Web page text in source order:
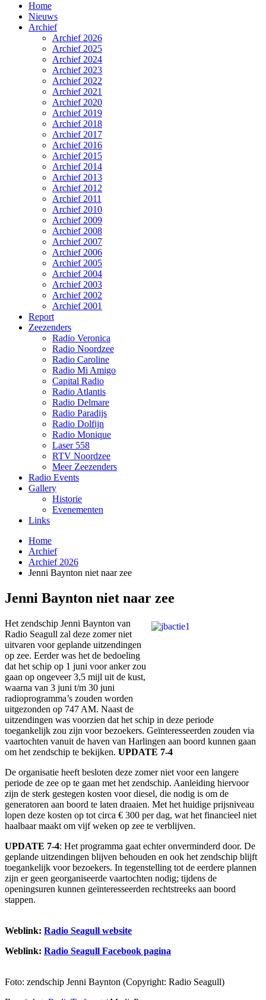
Home
Nieuws
Archief
Archief 2026
Archief 2025
Archief 2024
Archief 2023
Archief 2022
Archief 2021
Archief 2020
Archief 2019
Archief 2018
Archief 2017
Archief 2016
Archief 2015
Archief 2014
Archief 2013
Archief 2012
Archief 2011
Archief 2010
Archief 2009
Archief 2008
Archief 2007
Archief 2006
Archief 2005
Archief 2004
Archief 2003
Archief 2002
Archief 2001
Report
Zeezenders
Radio Veronica
Radio Noordzee
Radio Caroline
Radio Mi Amigo
Capital Radio
Radio Atlantis
Radio Delmare
Radio Paradijs
Radio Dolfijn
Radio Monique
Laser 558
RTV Noordzee
Meer Zeezenders
Radio Events
Gallery
Historie
Evenementen
Links
Home
Archief
Archief 2026
Jenni Baynton niet naar zee
Jenni Baynton niet naar zee
Het zendschip Jenni Baynton van
Radio Seagull zal deze zomer niet
uitvaren voor geplande uitzendingen
op zee. Eerder was het de bedoeling
dat het schip op 1 juni voor anker zou
gaan op ongeveer 3,5 mijl uit de kust,
waarna van 3 juni t/m 30 juni
radioprogramma’s zouden worden
uitgezonden op 747 AM. Naast de
uitzendingen was voorzien dat het schip in deze periode
toegankelijk zou zijn voor bezoekers. Geïnteresseerden zouden via
vaartochten vanuit de haven van Harlingen aan boord kunnen gaan
om het zendschip te bekijken. UPDATE 7-4
De organisatie heeft besloten deze zomer niet voor een langere
periode de zee op te gaan met het zendschip. Aanleiding hiervoor
zijn de sterk gestegen kosten voor diesel, die nodig is om de
generatoren aan boord te laten draaien. Met het huidige prijsniveau
lopen deze kosten op tot circa € 300 per dag, wat het financieel niet
haalbaar maakt om vijf weken op zee te verblijven.
UPDATE 7-4: Het programma gaat echter onverminderd door. De
geplande uitzendingen blijven behouden en ook het zendschip blijft
toegankelijk voor bezoekers. In tegenstelling tot de eerdere plannen
zijn er geen georganiseerde vaartochten nodig; tijdens de
openingsuren kunnen geïnteresseerden rechtstreeks aan boord
stappen.
Weblink: Radio Seagull website
Weblink: Radio Seagull Facebook pagina
Foto: zendschip Jenni Baynton (Copyright: Radio Seagull)